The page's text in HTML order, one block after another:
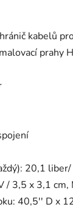
kabelů
prahy
20,1
/ 3,5 x 3,1
40,5'' D x